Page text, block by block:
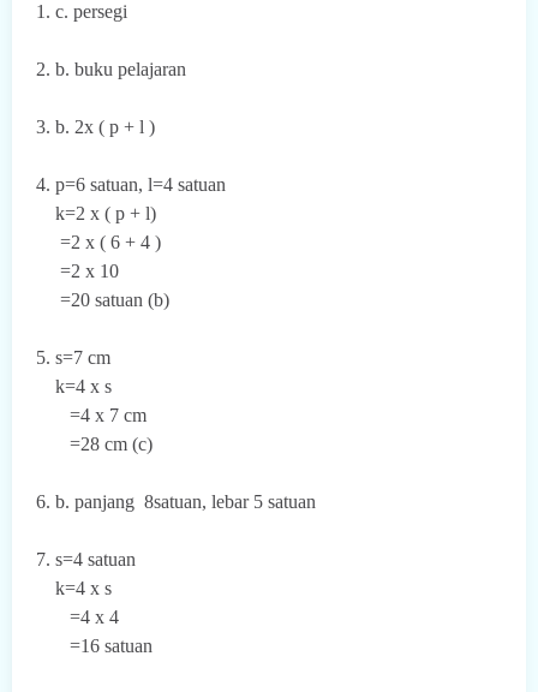
1. c. persegi
2. b. buku pelajaran
3. b. 2x ( p + l )
4. p=6 satuan, l=4 satuan
k=2 x ( p + l)
=2 x ( 6 + 4 )
=2 x 10
=20 satuan (b)
5. s=7 cm
k=4 x s
=4 x 7 cm
=28 cm (c)
6. b. panjang 8satuan, lebar 5 satuan
7. s=4 satuan
k=4 x s
=4 x 4
=16 satuan